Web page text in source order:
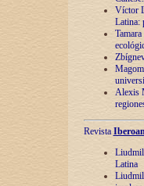
Víctor
Latina:
Alexis
Revista
Latina